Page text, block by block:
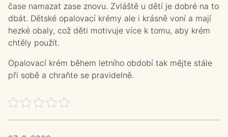
čase namazat zase znovu. Zvláště u dětí je dobré na to
dbát. Dětské opalovací krémy ale i krásně voní a mají
hezké obaly, což děti motivuje více k tomu, aby krém
chtěly použít.
Opalovací krém během letního období tak mějte stále
při sobě a chraňte se pravidelně.